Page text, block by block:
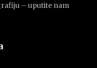
– uputite nam